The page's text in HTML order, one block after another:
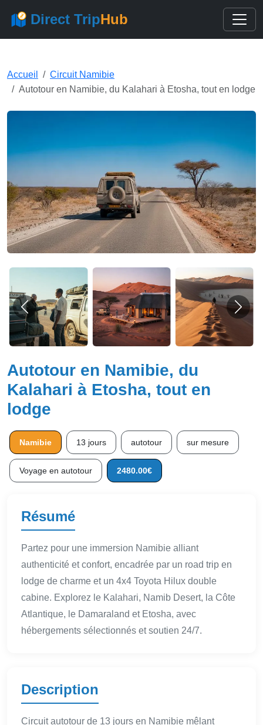
Direct TripHub
Accueil
Circuit Namibie
Autotour en Namibie, du Kalahari à Etosha, tout en lodge
Autotour en Namibie, du
Kalahari à Etosha, tout en
lodge
Namibie 13 jours autotour sur mesure
Voyage en autotour 2480.00€
Résumé
Partez pour une immersion Namibie alliant
authenticité et confort, encadrée par un road trip en
lodge de charme et un 4x4 Toyota Hilux double
cabine. Explorez le Kalahari, Namib Desert, la Côte
Atlantique, le Damaraland et Etosha, avec
hébergements sélectionnés et soutien 24/7.
Description
Circuit autotour de 13 jours en Namibie mêlant